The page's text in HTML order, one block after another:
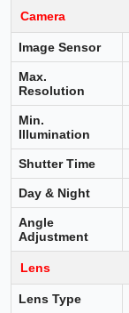
Camera
Image Sensor
Max.
Resolution
Min.
Illumination
Shutter Time
Day & Night
Angle
Adjustment
Lens
Lens Type